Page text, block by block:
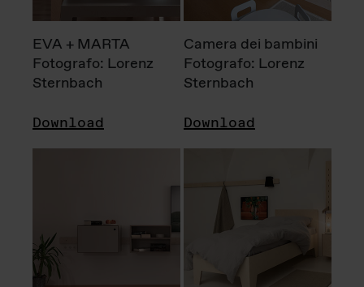
EVA + MARTA
Fotografo: Lorenz
Sternbach
Download
Camera dei bambini
Fotografo: Lorenz
Sternbach
Download